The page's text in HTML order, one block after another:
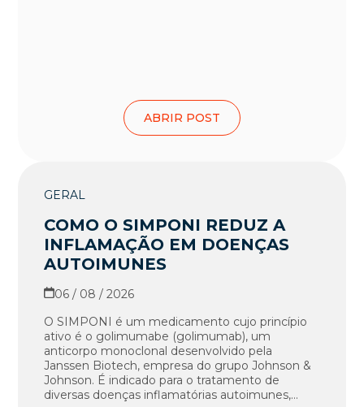
ABRIR POST
GERAL
COMO O SIMPONI REDUZ A
INFLAMAÇÃO EM DOENÇAS
AUTOIMUNES
06 / 08 / 2026
O SIMPONI é um medicamento cujo princípio
ativo é o golimumabe (golimumab), um
anticorpo monoclonal desenvolvido pela
Janssen Biotech, empresa do grupo Johnson &
Johnson. É indicado para o tratamento de
diversas doenças inflamatórias autoimunes,...